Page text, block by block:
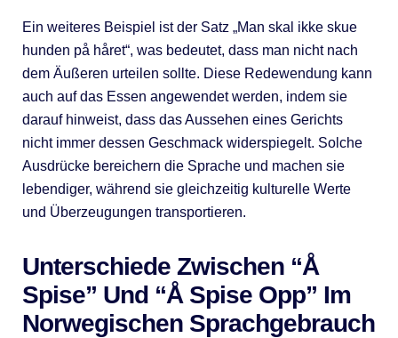
Ein weiteres Beispiel ist der Satz „Man skal ikke skue
hunden på håret“, was bedeutet, dass man nicht nach
dem Äußeren urteilen sollte. Diese Redewendung kann
auch auf das Essen angewendet werden, indem sie
darauf hinweist, dass das Aussehen eines Gerichts
nicht immer dessen Geschmack widerspiegelt. Solche
Ausdrücke bereichern die Sprache und machen sie
lebendiger, während sie gleichzeitig kulturelle Werte
und Überzeugungen transportieren.
Unterschiede Zwischen “å
Spise” Und “å Spise Opp” Im
Norwegischen Sprachgebrauch